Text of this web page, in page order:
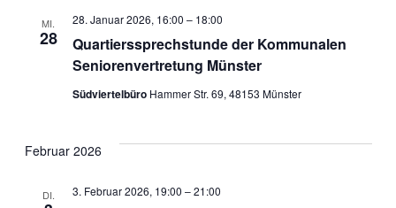
MI.
28
Quartierssprechstunde der Kommunalen
Seniorenvertretung Münster
28. Januar 2026, 16:00 – 18:00
Südviertelbüro Hammer Str. 69, 48153 Münster
Februar 2026
DI. 3. Februar 2026, 19:00 –21:00